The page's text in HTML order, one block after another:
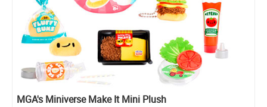
MGA's Miniverse Make It Mini Plush